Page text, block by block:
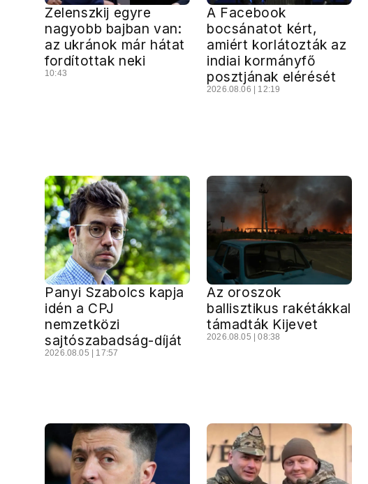
Zelenszkij egyre
nagyobb bajban van:
az ukránok már hátat
fordítottak neki
10:43
A Facebook
bocsánatot kért,
amiért korlátozták az
indiai kormányfő
posztjának elérését
2026.08.06 | 12:19
Panyi Szabolcs kapja
idén a CPJ
nemzetközi
sajtószabadság-díját
2026.08.05 | 17:57
Az oroszok
ballisztikus rakétákkal
támadták Kijevet
2026.08.05 | 08:38